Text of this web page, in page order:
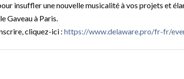
insuffler une nouvelle musicalité à vos projets et
Gaveau à Paris.
cliquez-ici : https://www.delaware.pro/fr-fr/